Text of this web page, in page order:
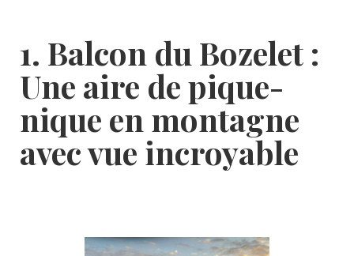
1. Balcon du Bozelet :
Une aire de pique-
nique en montagne
avec vue incroyable